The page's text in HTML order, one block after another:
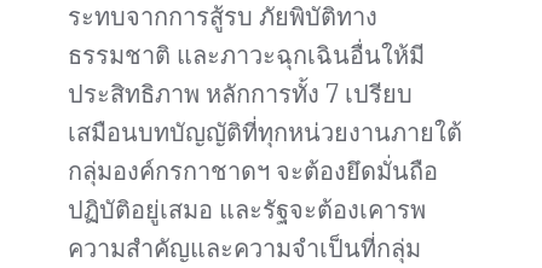
ระทบจากการสู้รบ ภัยพิบัติทาง
ธรรมชาติ และภาวะฉุกเฉินอื่นให้มี
ประสิทธิภาพ หลักการทั้ง 7 เปรียบ
เสมือนบทบัญญัติที่ทุกหน่วยงานภายใต้
กลุ่มองค์กรกาชาดฯ จะต้องยึดมั่นถือ
ปฏิบัติอยู่เสมอ และรัฐจะต้องเคารพ
ความสำคัญและความจำเป็นที่กลุ่ม